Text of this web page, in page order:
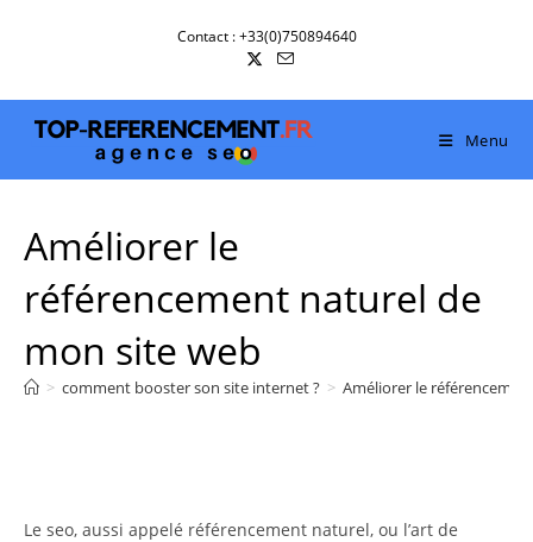
Contact : +33(0)750894640
Menu
Améliorer le
référencement naturel de
mon site web
> comment booster son site internet ? > Améliorer le
Le seo, aussi appelé référencement naturel, ou l’art de